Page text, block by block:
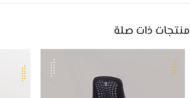
منتجات ذات صلة